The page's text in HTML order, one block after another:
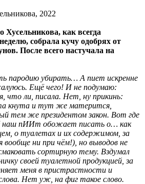
2022
Хусельникова, как всегда
собрала кучу одобрях от
После всего настучала на
пародию убирать… А пиет искренне
Ещё чего! И не подумаю:
что ли, писала. Нет, ну прикинь:
кнута и тут же матерится,
тем же президентом закон. Вот где
наш пИИт обожает писать о… как
о туалетах и их содержимом, за
вообще ни при чём!), но выводов не
сортирную тему. Вздумал
своей туалетной продукцией, за
меня в пристрастности и
Нет уж, на фиг такое слово.